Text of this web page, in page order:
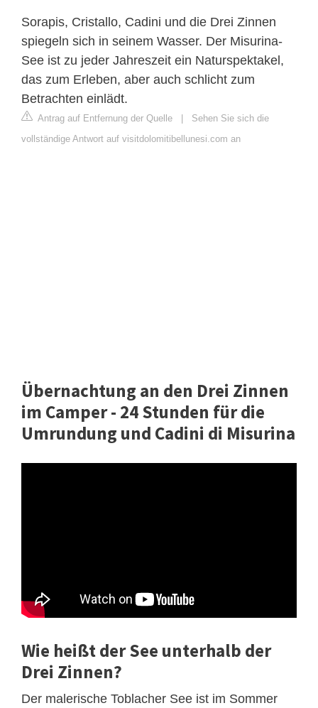
Sorapis, Cristallo, Cadini und die Drei Zinnen
spiegeln sich in seinem Wasser. Der Misurina-
See ist zu jeder Jahreszeit ein Naturspektakel,
das zum Erleben, aber auch schlicht zum
Betrachten einlädt.
Antrag auf Entfernung der Quelle
Sehen Sie sich die
vollständige Antwort auf visitdolomitibellunesi.com an
Übernachtung an den Drei Zinnen
im Camper - 24 Stunden für die
Umrundung und Cadini di Misurina
Wie heißt der See unterhalb der
Drei Zinnen?
Der malerische Toblacher See ist im Sommer